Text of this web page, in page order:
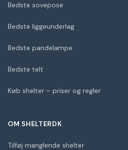
Bedste sovepose
Bedste liggeunderlag
Bedste pandelampe
Bedste telt
Køb shelter – priser og regler
OM SHELTERDK
Tilføj manglende shelter